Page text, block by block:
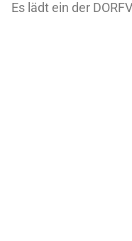
Es lädt ein der